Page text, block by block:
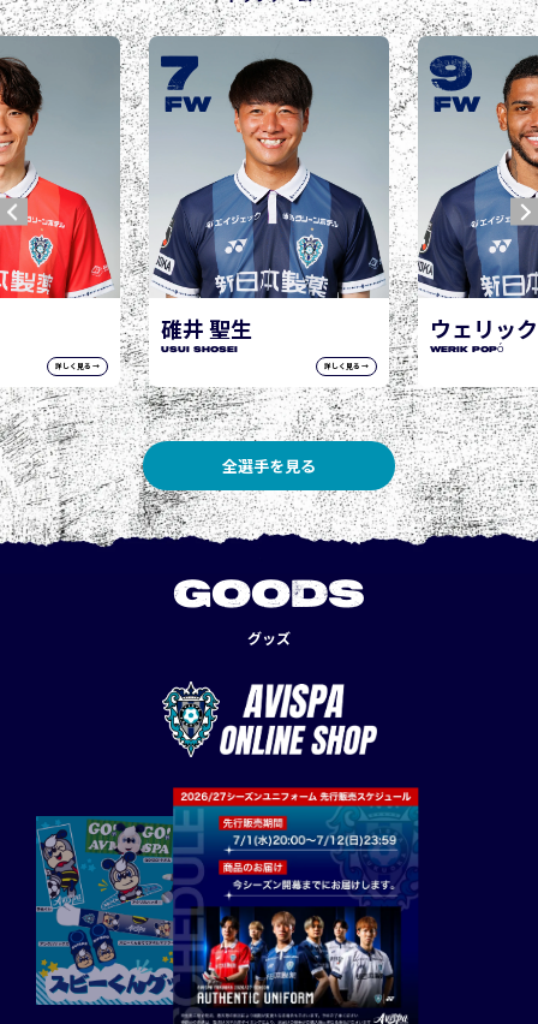
詳しく見る →
碓井 聖生
USUI Shosei
詳しく見る →
7
FW
ウェリッ
WERIK POPÓ
9
FW
全選手を見る
GOODS
グッズ